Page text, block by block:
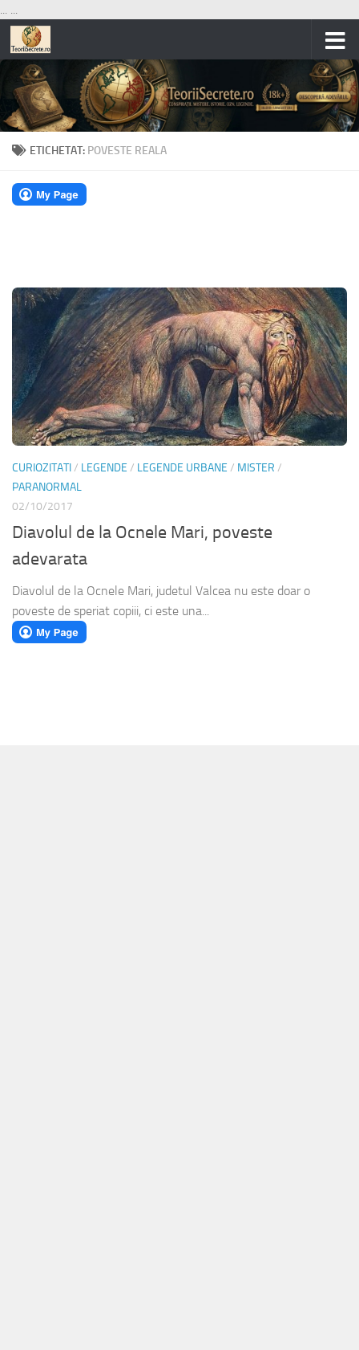
... ...
Skip to content
ETICHETAT: POVESTE REALA
CURIOZITATI/ LEGENDE / LEGENDE URBANE / MISTER /
PARANORMAL
02/10/2017
Diavolul de la Ocnele Mari, poveste
adevarata
Diavolul de la Ocnele Mari, judetul Valcea nu este doar o
poveste de speriat copiii, ci este una...